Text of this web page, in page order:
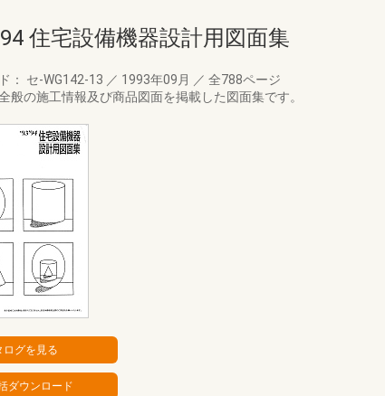
住宅設備機器設計用図面集
： セ-WG142-13 ／ 1993年09月 ／ 全788ページ
般の施工情報及び商品図面を掲載した図面集です。